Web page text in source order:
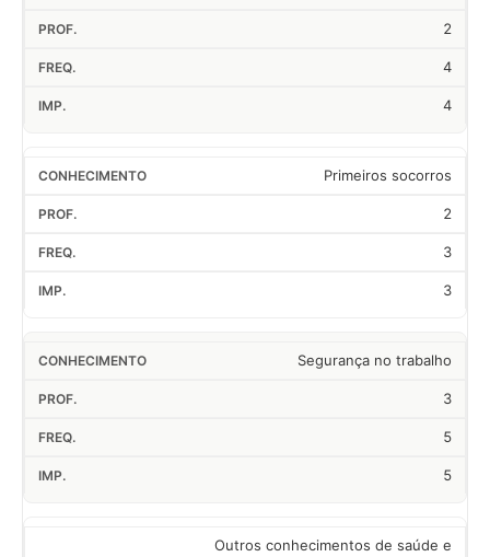
2
4
4
Primeiros socorros
2
3
3
Segurança no trabalho
3
5
5
Outros conhecimentos de saúde e